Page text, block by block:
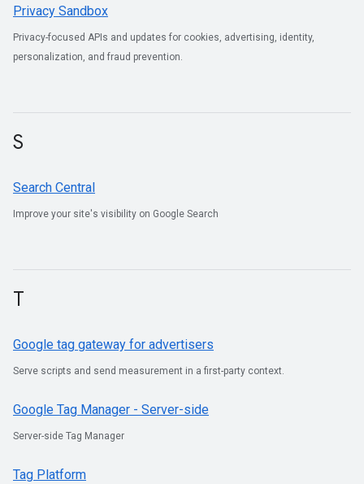
Privacy Sandbox
Privacy-focused APIs and updates for cookies, advertising, identity,
personalization, and fraud prevention.
S
Search Central
Improve your site's visibility on Google Search
T
Google tag gateway for advertisers
Serve scripts and send measurement in a first-party context.
Google Tag Manager - Server-side
Server-side Tag Manager
Tag Platform